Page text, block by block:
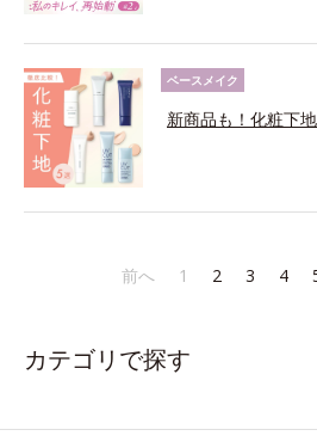
ベースメイク
新商品も！化粧下
前へ 1 2 3 4
カテゴリで探す